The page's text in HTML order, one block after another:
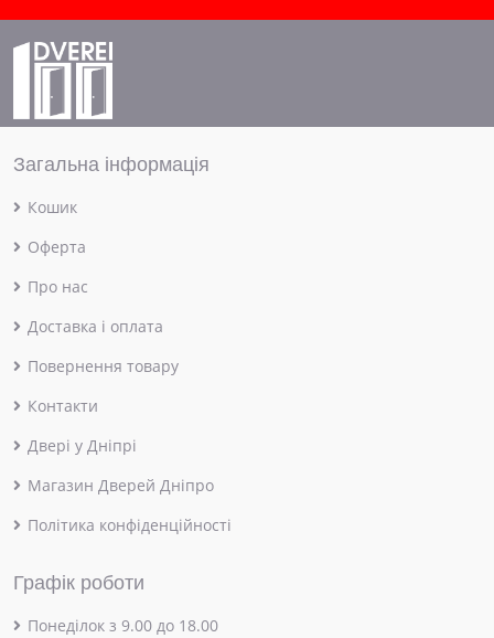
Загальна інформація
Кошик
Оферта
Про нас
Доставка і оплата
Повернення товару
Контакти
Двері у Дніпрі
Магазин Дверей Дніпро
Політика конфіденційності
Графік роботи
Понеділок з 9.00 до 18.00